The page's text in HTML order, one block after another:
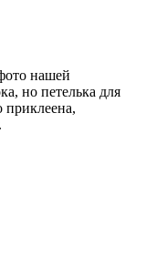
нашей
но петелька для
приклеена,